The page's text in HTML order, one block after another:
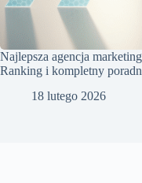
Najlepsza agencja
Ranking i kompletny
18 lutego 2026